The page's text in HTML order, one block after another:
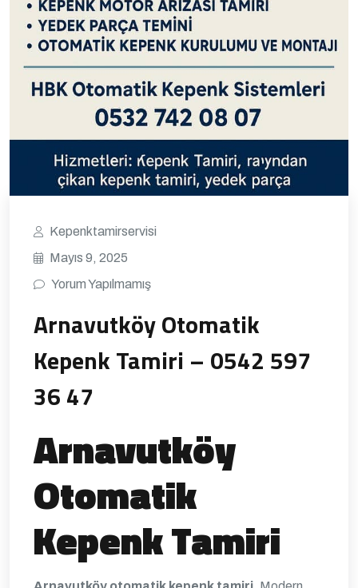
Kepenktamirservisi
Mayıs 9, 2025
Yorum Yapılmamış
Arnavutköy Otomatik
Kepenk Tamiri – 0542 597
36 47
Arnavutköy
Otomatik
Kepenk Tamiri